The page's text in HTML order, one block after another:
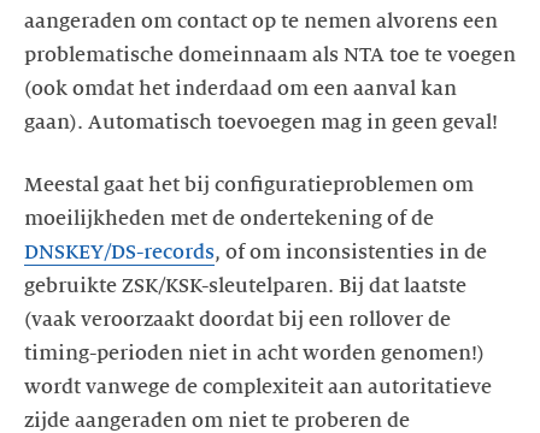
aangeraden om contact op te nemen alvorens een
problematische domeinnaam als NTA toe te voegen
(ook omdat het inderdaad om een aanval kan
gaan). Automatisch toevoegen mag in geen geval!
Meestal gaat het bij configuratieproblemen om
moeilijkheden met de ondertekening of de
DNSKEY/DS-records, of om inconsistenties in de
gebruikte ZSK/KSK-sleutelparen. Bij dat laatste
(vaak veroorzaakt doordat bij een rollover de
timing-perioden niet in acht worden genomen!)
wordt vanwege de complexiteit aan autoritatieve
zijde aangeraden om niet te proberen de